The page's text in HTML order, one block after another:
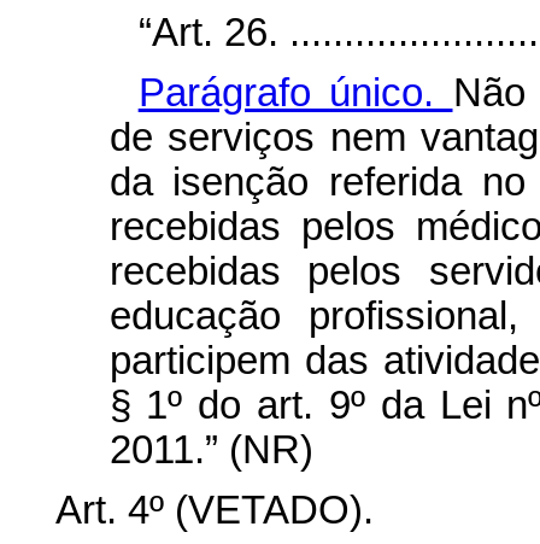
“Art. 26.
Parágrafo único. Não
de serviços nem
da isenção referida
recebidas pelos
recebidas pelos
educação
participem das
§ 1º do art. 9º da Lei
2011.” (NR)
Art. 4º (VETADO).